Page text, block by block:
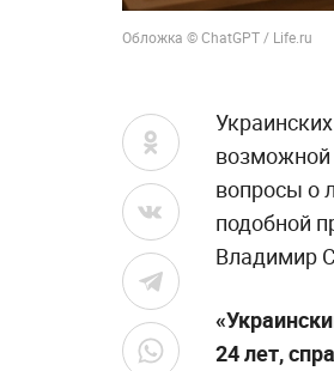
Обложка © ChatGPT / Life.ru
возможной
вопросы о
подобной
Владимир
24 лет,